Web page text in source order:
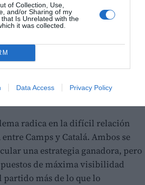
of Collection, Use,
and/or Sharing of my
Is Unrelated with the
it was collected.
Data Access Privacy Policy
radica en la difícil relación
Camps y Catalá. Ambos se
una estrategia ganadora, pero
de máxima visibilidad
más de lo que lo